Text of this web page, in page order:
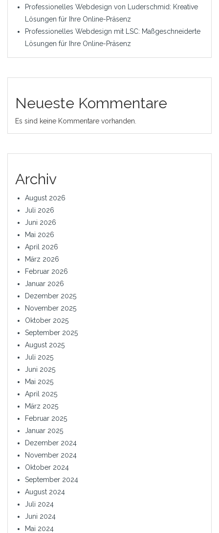
Professionelles Webdesign von Luderschmid: Kreative
Lösungen für Ihre Online-Präsenz
Professionelles Webdesign mit LSC: Maßgeschneiderte
Lösungen für Ihre Online-Präsenz
Neueste Kommentare
Es sind keine Kommentare vorhanden.
Archiv
August 2026
Juli 2026
Juni 2026
Mai 2026
April 2026
März 2026
Februar 2026
Januar 2026
Dezember 2025
November 2025
Oktober 2025
September 2025
August 2025
Juli 2025
Juni 2025
Mai 2025
April 2025
März 2025
Februar 2025
Januar 2025
Dezember 2024
November 2024
Oktober 2024
September 2024
August 2024
Juli 2024
Juni 2024
Mai 2024